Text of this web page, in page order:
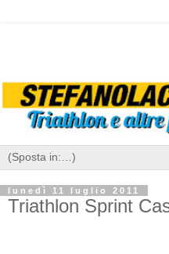
lunedì 11 luglio 2011
Triathlon Sprint